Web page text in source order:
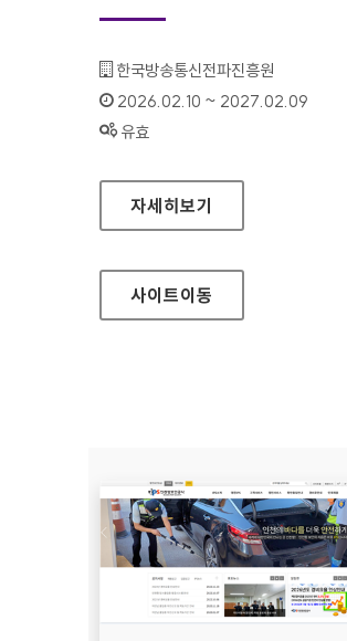
기관명 :
한국방송통신전파진흥원
인증기간 :
2026.02.10 ~ 2027.02.09
상태 :
유효
공공용주파수 수요관리 시스템
자세히보기
사이트이동